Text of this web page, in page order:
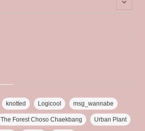
knotted Logicool msg_wannabe
The Forest Choso Chaekbang Urban Plant